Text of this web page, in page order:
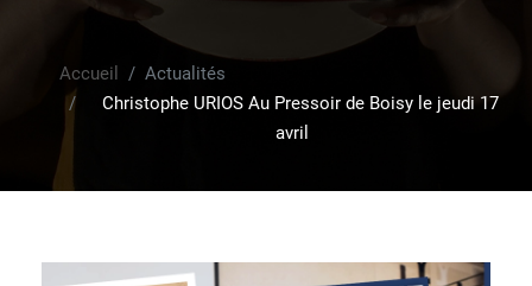
Accueil
Actualités
Christophe URIOS Au Pressoir de Boisy le jeudi 17
avril